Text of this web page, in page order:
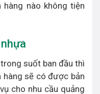
hàng nào không tiện
suốt ban đầu thì
hàng sẽ có được bản
cho nhu cầu quảng